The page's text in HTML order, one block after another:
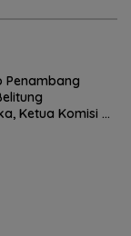
Penambang
Ketua Komisi XII